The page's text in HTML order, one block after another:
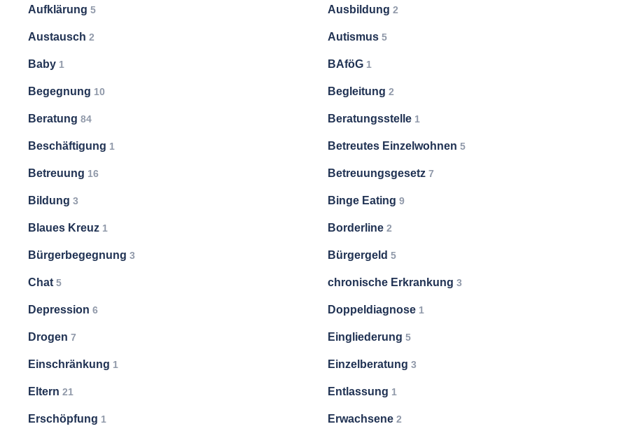
Aufklärung 5 Ausbildung 2
Austausch 2 Autismus 5
Baby 1 BAföG 1
Begegnung 10 Begleitung 2
Beratung 84 Beratungsstelle 1
Beschäftigung 1 Betreutes Einzelwohnen 5
Betreuung 16 Betreuungsgesetz 7
Bildung 3 Binge Eating 9
Blaues Kreuz 1 Borderline 2
Bürgerbegegnung 3 Bürgergeld 5
Chat 5 chronische Erkrankung 3
Depression 6 Doppeldiagnose 1
Drogen 7 Eingliederung 5
Einschränkung 1 Einzelberatung 3
Eltern 21 Entlassung 1
Erschöpfung 1 Erwachsene 2